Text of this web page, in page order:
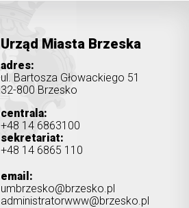
Urząd Miasta Brzeska
adres:
ul. Bartosza Głowackiego 51
32-800 Brzesko
centrala:
+48 14 6863100
sekretariat:
+48 14 6865 110
email:
umbrzesko@brzesko.pl
administratorwww@brzesko.pl